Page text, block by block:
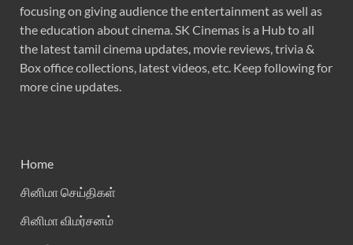
focusing on giving audience the entertainment as well as
the education about cinema. SK Cinemas is a Hub to all
the latest tamil cinema updates, movie reviews, trivia &
Box office collections, latest videos, etc. Keep following for
more cine updates.
Home
சினிமா செய்திகள்
சினிமா விமர்சனம்